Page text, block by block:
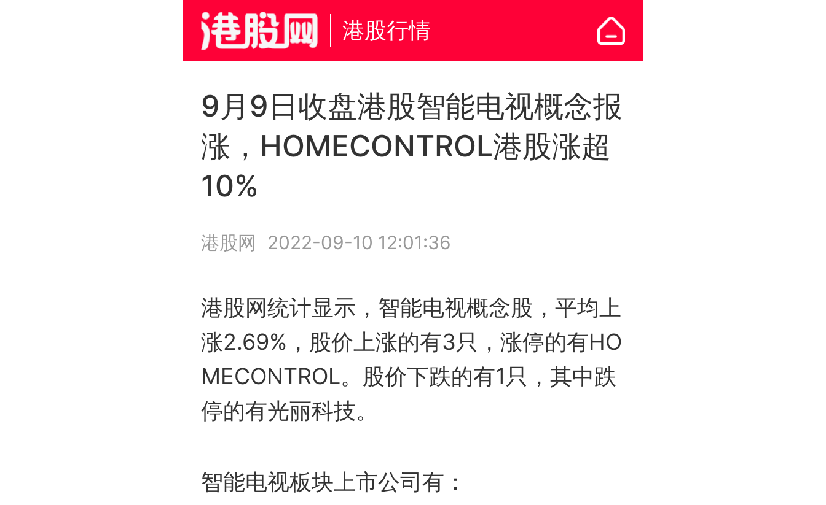
港股行情
9月9日收盘港股智能电视概念报
涨，HOMECONTROL港股涨超
10%
港股网 2022-09-10 12:01:36
港股网统计显示，智能电视概念股，平均上
涨2.69%，股价上涨的有3只，涨停的有HO
MECONTROL。股价下跌的有1只，其中跌
停的有光丽科技。
智能电视板块上市公司有：